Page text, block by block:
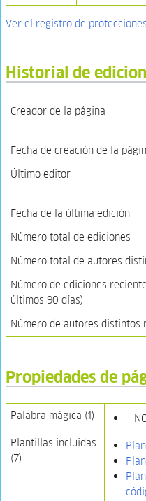
Ver el registro de
Historial de
Creador de la página
Fecha de creación de la
Último editor
Fecha de la última edición
Número total de ediciones
Número total de autores
Número de ediciones
últimos 90 días)
Número de autores distintos
Propiedades de
Palabra mágica (1)
Plantillas incluidas
(7)